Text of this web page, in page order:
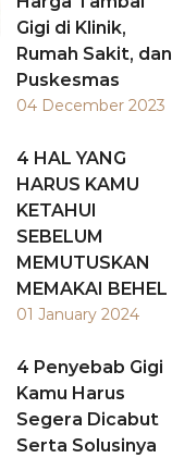
Gigi di Klinik,
Rumah Sakit, dan
Puskesmas
04 December 2023
4 HAL YANG
HARUS KAMU
KETAHUI
SEBELUM
MEMUTUSKAN
MEMAKAI BEHEL
01 January 2024
4 Penyebab Gigi
Kamu Harus
Segera Dicabut
Serta Solusinya